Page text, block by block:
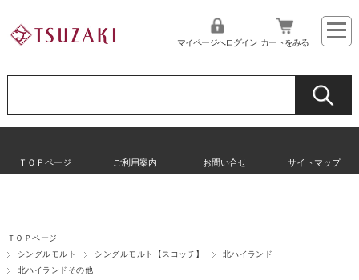
マイページへログイン カートをみる
ＴＯＰページ ご利用案内 お問い合せ サイトマップ
ＴＯＰページ
シングルモルト
シングルモルト【スコッチ】
北ハイランド
北ハイランドその他